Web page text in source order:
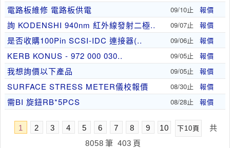
電路板維修 電路板供電 09/10止 報價
詢 KODENSHI 940nm 紅外線發射二極.. 09/07止 報價
是否收購100Pin SCSI-IDC 連接器(.. 09/06止 報價
KERB KONUS - 972 000 030.. 09/05止 報價
我想詢價以下產品 09/05止 報價
SURFACE STRESS METER儀校報價 08/30止 報價
需BI 旋鈕RB*5PCS 08/28止 報價
1 2 3 4 5 6 7 8 9 10 下10頁
共
8058 筆 403 頁